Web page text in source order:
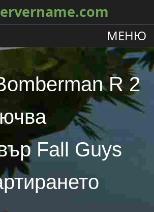
МЕНЮ
R 2
Fall Guys